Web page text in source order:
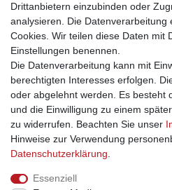
Wahlweise in den Düften: Forest,
Lemon Grass.
Impressum
Barrierefreiheitserklärung
Drittanbietern einzubinden oder
analysieren. Die Datenverarbeitung
Cookies. Wir teilen diese Daten mit
Einstellungen benennen.
Die Datenverarbeitung kann mit
berechtigten Interesses erfolgen.
oder abgelehnt werden. Es besteht
und die Einwilligung zu einem
zu widerrufen. Beachten Sie unser
Hinweise zur Verwendung
Daten­schutz­erklärung
Essenziell